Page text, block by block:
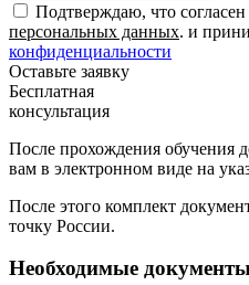
Подтверждаю, что согласен
персональных данных. и
конфиденциальности
Оставьте заявку
Бесплатная
консультация
После прохождения обучения
вам в электронном виде на
После этого комплект
точку России.
Необходимые